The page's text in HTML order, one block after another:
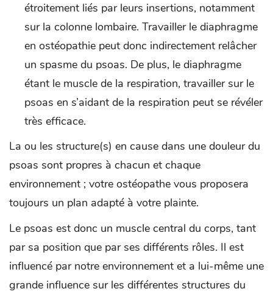
étroitement liés par leurs insertions, notamment
sur la colonne lombaire. Travailler le diaphragme
en ostéopathie peut donc indirectement relâcher
un spasme du psoas. De plus, le diaphragme
étant le muscle de la respiration, travailler sur le
psoas en s’aidant de la respiration peut se révéler
très efficace.
La ou les structure(s) en cause dans une douleur du
psoas sont propres à chacun et chaque
environnement ; votre ostéopathe vous proposera
toujours un plan adapté à votre plainte.
Le psoas est donc un muscle central du corps, tant
par sa position que par ses différents rôles. Il est
influencé par notre environnement et a lui-même une
grande influence sur les différentes structures du